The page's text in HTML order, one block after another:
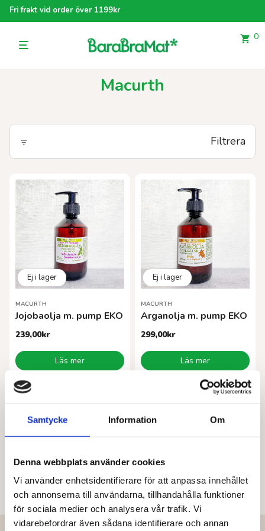
Samtycke Information Om
Denna webbplats använder cookies
Vi använder enhetsidentifierare för att anpassa innehållet
och annonserna till användarna, tillhandahålla funktioner
för sociala medier och analysera vår trafik. Vi
vidarebefordrar även sådana identifierare och annan
Fri frakt vid order över 1199kr
0
Macurth
Filtrera
MACURTH
Jojobaolja m. pump EKO
239,00kr
Läs mer
MACURTH
Arganolja m. pump EKO
299,00kr
Läs mer